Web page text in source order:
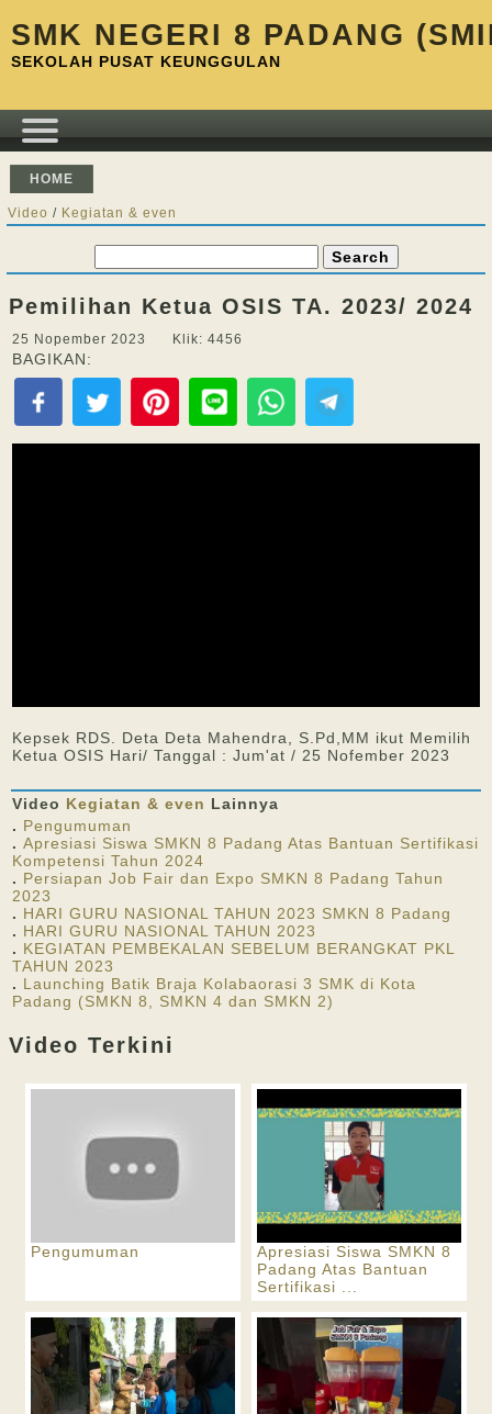
SMK NEGERI 8 PADANG
SEKOLAH PUSAT KEUNGGULAN
HOME
Video / Kegiatan & even
Pemilihan Ketua OSIS TA. 2023/ 2024
25 Nopember 2023 Klik: 4456
BAGIKAN:
Kepsek RDS. Deta Deta Mahendra, S.Pd,MM ikut Memilih
Ketua OSIS Hari/ Tanggal : Jum'at / 25 Nofember 2023
Video Kegiatan & even Lainnya
. Pengumuman
. Apresiasi Siswa SMKN 8 Padang Atas Bantuan Sertifikasi
Kompetensi Tahun 2024
. Persiapan Job Fair dan Expo SMKN 8 Padang Tahun
2023
. HARI GURU NASIONAL TAHUN 2023 SMKN 8 Padang
. HARI GURU NASIONAL TAHUN 2023
. KEGIATAN PEMBEKALAN SEBELUM BERANGKAT PKL
TAHUN 2023
. Launching Batik Braja Kolabaorasi 3 SMK di Kota
Padang (SMKN 8, SMKN 4 dan SMKN 2)
Video Terkini
Pengumuman
Apresiasi Siswa SMKN 8
Padang Atas Bantuan
Sertifikasi ...